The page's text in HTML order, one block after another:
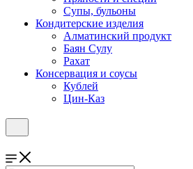
Супы, бульоны
Кондитерские изделия
Алматинский продукт
Баян Сулу
Рахат
Консервация и соусы
Кублей
Цин-Каз